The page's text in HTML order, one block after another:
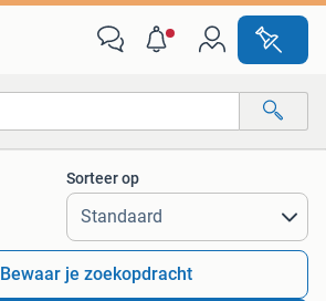
Alle afstanden…
Sorteer op
Bewaar je zoekopdracht